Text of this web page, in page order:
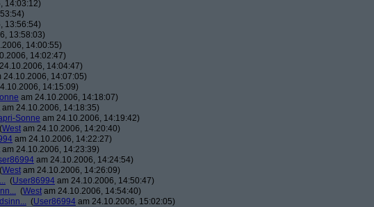
14:03:12)
13:56:54)
13:58:03)
14:00:55)
14:02:47)
14:04:47)
24.10.2006, 14:07:05)
14:15:09)
am 24.10.2006, 14:18:07)
am 24.10.2006, 14:18:35)
Sonne am 24.10.2006, 14:19:42)
(West am 24.10.2006, 14:20:40)
am 24.10.2006, 14:22:27)
am 24.10.2006, 14:23:39)
am 24.10.2006, 14:24:54)
(West am 24.10.2006, 14:26:09)
(User86994 am 24.10.2006, 14:50:47)
(West am 24.10.2006, 14:54:40)
(User86994 am 24.10.2006, 15:02:05)